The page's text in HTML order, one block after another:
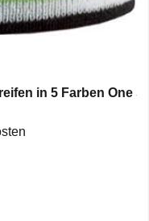
in 5 Farben One